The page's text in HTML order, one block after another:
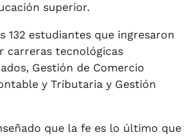
superior.
132 estudiantes que ingresaron
carreras tecnológicas
Gestión de Comercio
y Tributaria y Gestión
que la fe es lo último que